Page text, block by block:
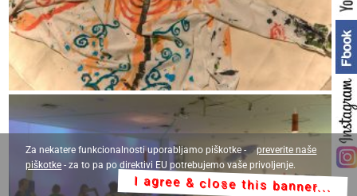
Za nekatere funkcionalnosti uporabljamo piškotke -
preverite naše
piškotke - za to pa po direktivi EU potrebujemo vaše privoljenje.
I agree & close this banner...